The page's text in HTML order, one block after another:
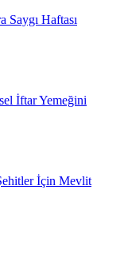
Saygı Haftası
İftar Yemeğini
İçin Mevlit